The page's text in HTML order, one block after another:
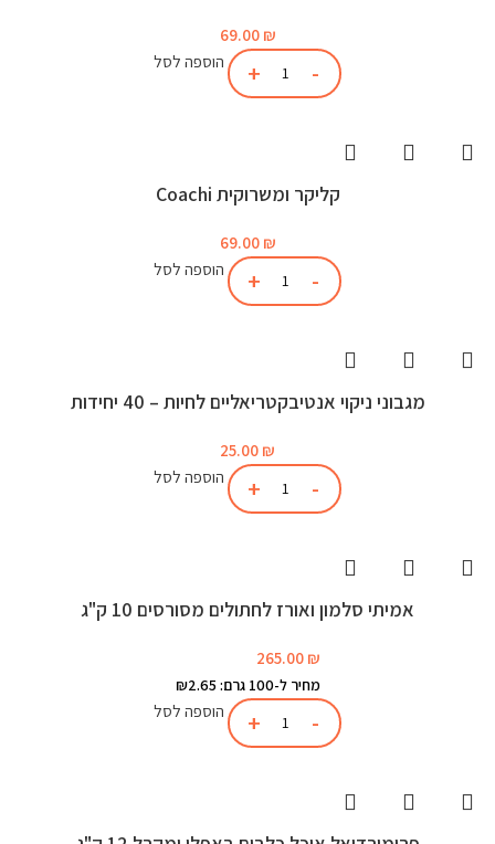
69.00 ₪
הוספה לסל
קליקר ומשרוקית Coachi
69.00 ₪
הוספה לסל
מגבוני ניקוי אנטיבקטריאליים לחיות – 40 יחידות
25.00 ₪
הוספה לסל
אמיתי סלמון ואורז לחתולים מסורסים 10 ק"ג
265.00 ₪
מחיר ל-100 גרם: ₪2.65
הוספה לסל